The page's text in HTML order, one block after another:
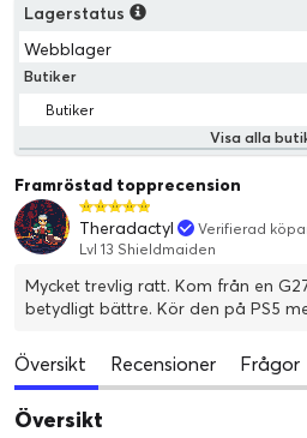
Lagerstatus
Webblager
Butiker
Butiker
Visa alla
Framröstad topprecension
Theradactyl
Verifierad
Lvl 13 Shieldmaiden
Mycket trevlig ratt. Kom från en
betydligt bättre. Kör den på PS5
Översikt Recensioner Frågor
Översikt